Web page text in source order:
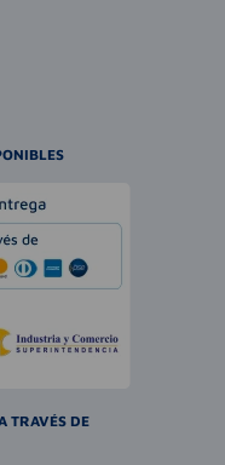
TRAVÉS DE